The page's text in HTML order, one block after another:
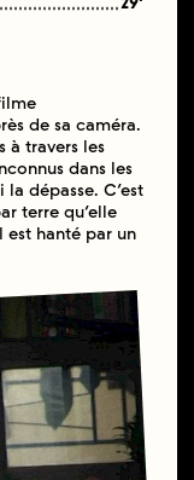
de sa caméra.
à travers les
dans les
dépasse. C’est
terre qu’elle
est hanté par un